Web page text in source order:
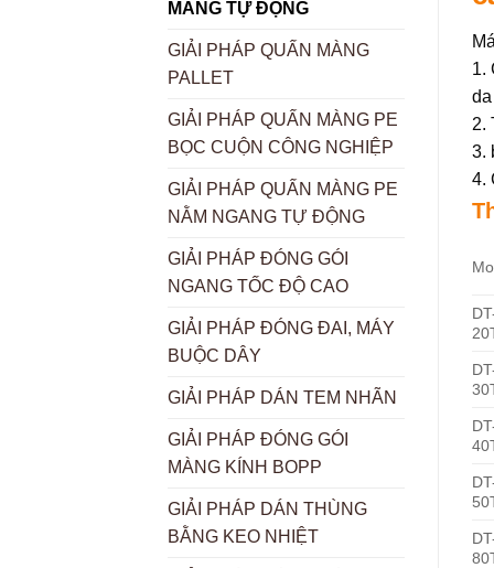
MÀNG TỰ ĐỘNG
GIẢI PHÁP QUẤN MÀNG
PALLET
GIẢI PHÁP QUẤN MÀNG PE
BỌC CUỘN CÔNG NGHIỆP
GIẢI PHÁP QUẤN MÀNG PE
NẰM NGANG TỰ ĐỘNG
GIẢI PHÁP ĐÓNG GÓI
NGANG TỐC ĐỘ CAO
GIẢI PHÁP ĐÓNG ĐAI, MÁY
BUỘC DÂY
GIẢI PHÁP DÁN TEM NHÃN
GIẢI PHÁP ĐÓNG GÓI
MÀNG KÍNH BOPP
GIẢI PHÁP DÁN THÙNG
BẰNG KEO NHIỆT
1.
2.
3.
4.